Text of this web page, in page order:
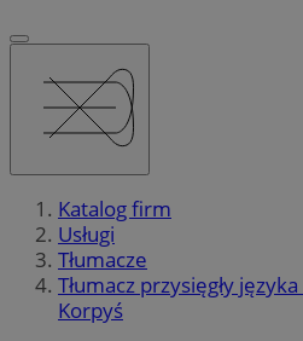
Katalog firm
Usługi
Tłumacze
Tłumacz przysięgły
Korpyś